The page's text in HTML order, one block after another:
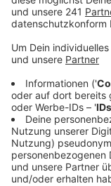
Veröffentlicht:
Anzeige
Der besondere
auf Stelzen –
Trassen oder